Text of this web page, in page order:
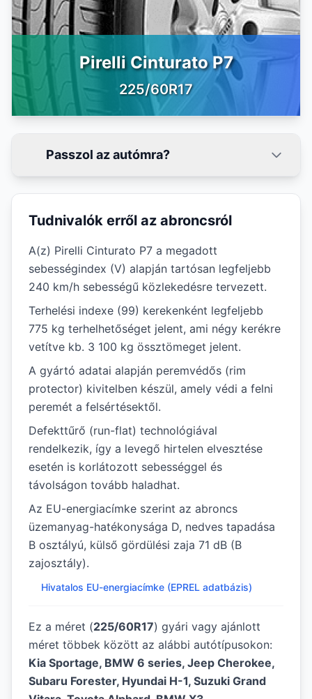
Pirelli Cinturato P7
225/60R17
Passzol az autómra?
Tudnivalók erről az abroncsról
A(z) Pirelli Cinturato P7 a megadott
sebességindex (V) alapján tartósan legfeljebb
240 km/h sebességű közlekedésre tervezett.
Terhelési indexe (99) kerekenként legfeljebb
775 kg terhelhetőséget jelent, ami négy kerékre
vetítve kb. 3 100 kg össztömeget jelent.
A gyártó adatai alapján peremvédős (rim
protector) kivitelben készül, amely védi a felni
peremét a felsértésektől.
Defekttűrő (run-flat) technológiával
rendelkezik, így a levegő hirtelen elvesztése
esetén is korlátozott sebességgel és
távolságon tovább haladhat.
Az EU-energiacímke szerint az abroncs
üzemanyag-hatékonysága D, nedves tapadása
B osztályú, külső gördülési zaja 71 dB (B
zajosztály).
Hivatalos EU-energiacímke (EPREL adatbázis)
Ez a méret (225/60R17) gyári vagy ajánlott
méret többek között az alábbi autótípusokon:
Kia Sportage, BMW 6 series, Jeep Cherokee,
Subaru Forester, Hyundai H-1, Suzuki Grand